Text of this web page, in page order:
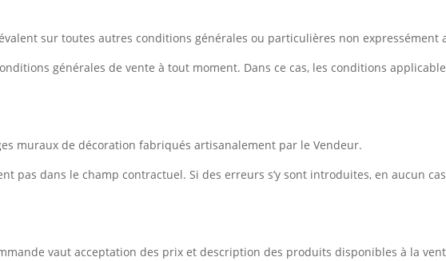
sur toutes autres conditions générales ou particulières non expressément
générales de vente à tout moment. Dans ce cas, les conditions
muraux de décoration fabriqués artisanalement par le Vendeur.
pas dans le champ contractuel. Si des erreurs s’y sont introduites, en aucun
vaut acceptation des prix et description des produits disponibles à la